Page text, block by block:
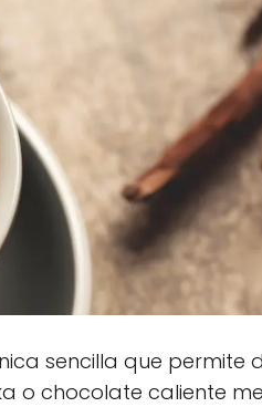
sencilla que permite
o chocolate caliente